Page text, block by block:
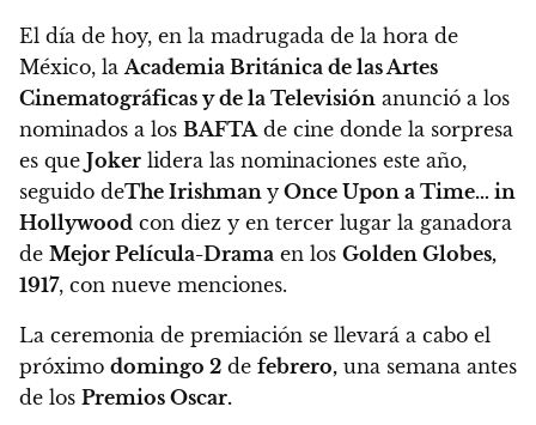
El día de hoy, en la madrugada de la hora de
México, laAcademia Británica de las Artes
Cinematográficas y de la Televisión anunció a los
nominados a los BAFTAde cine donde la sorpresa
es que Joker lidera las nominaciones este año,
seguido deThe Irishman y Once Upon a Time… in
Hollywood con diez y en tercer lugar la ganadora
de Mejor Película-Drama en los Golden Globes,
1917, con nueve menciones.
La ceremonia de premiación se llevará a cabo el
próximo domingo 2 de febrero, una semana antes
de los Premios Oscar.